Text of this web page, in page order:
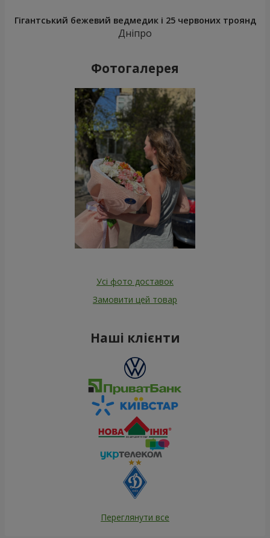
Гігантський бежевий ведмедик і 25 червоних троянд
Дніпро
Фотогалерея
Усі фото доставок
Замовити цей товар
Наші клієнти
Переглянути все